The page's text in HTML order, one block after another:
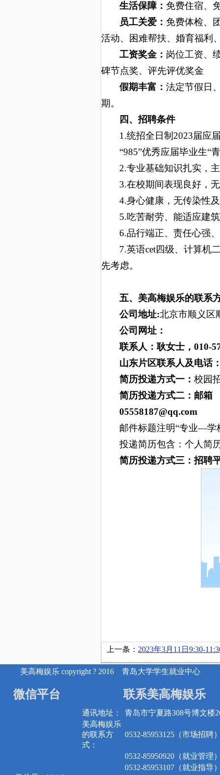
生活保障： 免费住宿、
员工关爱： 免费体检、
活动、困难帮扶、婚育福利
工资奖金： 岗位工资、
碑节点奖、评先评优奖金
假期丰富：法定节假日
期。
四、招聘条件
1.统招全日制2023届应
“985”优秀应届毕业生“
2.专业基础知识扎实，
3.在校期间表现良好，
4.身心健康，无传染性
5.吃苦耐劳、能适应建
6.品行端正、责任心强
7.英语cet四级、计算机
先考虑。
五、 美高梅娱乐的联系
公司地址:北京市顺义区
公司网址：
联系人：耿女士，010-
山东片区联系人及电话
简历投递方式一 ：校园
简历投递方式二 ：邮箱
05558187@qq.com
邮件标题注明“专业—
投递简历包含：个人简
简历投递方式三 ：招聘
上一条： 2023年3月11日9:30-11:30富士康精密电子（烟台）有限公司在博文
美高梅娱乐 copyright ? 2016 青岛大学学生就业中心
微信平台 联系美高梅娱乐
通讯地址：
青岛市宁夏路308号博文楼
美高梅娱乐
的联系方
式：
0532-85953125（市场招聘
0532-85950920（就业管理
0532-85953107（就业指导